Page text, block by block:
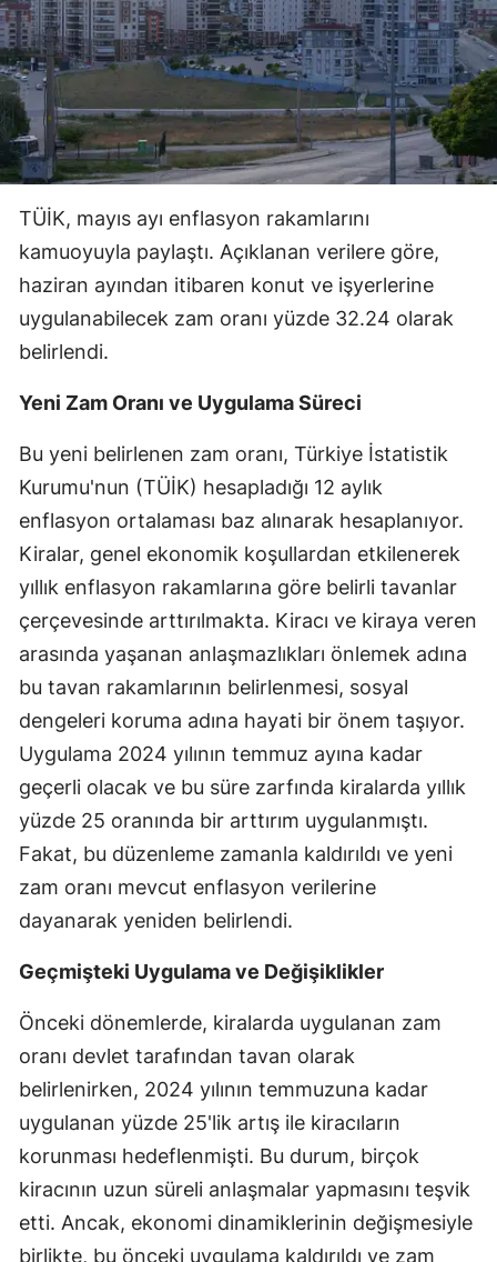
Bursa
Çanakkale
Çankırı
Çorum
Diyarbakır
Edirne
Eskişehir
Gaziantep
Giresun
Gümüşhane
Hakkari
Hatay
Isparta
Mersin
İzmir
Kastamonu
Kayseri
Kırklareli
Kırşehir
Kocaeli
Konya
Kütahya
TÜİK, mayıs ayı enflasyon rakamlarını
kamuoyuyla paylaştı. Açıklanan verilere göre,
haziran ayından itibaren konut ve işyerlerine
uygulanabilecek zam oranı yüzde 32.24 olarak
belirlendi.
Yeni Zam Oranı ve Uygulama Süreci
Bu yeni belirlenen zam oranı, Türkiye İstatistik
Kurumu'nun (TÜİK) hesapladığı 12 aylık
enflasyon ortalaması baz alınarak hesaplanıyor.
Kiralar, genel ekonomik koşullardan etkilenerek
yıllık enflasyon rakamlarına göre belirli tavanlar
çerçevesinde arttırılmakta. Kiracı ve kiraya veren
arasında yaşanan anlaşmazlıkları önlemek adına
bu tavan rakamlarının belirlenmesi, sosyal
dengeleri koruma adına hayati bir önem taşıyor.
Uygulama 2024 yılının temmuz ayına kadar
geçerli olacak ve bu süre zarfında kiralarda yıllık
yüzde 25 oranında bir arttırım uygulanmıştı.
Fakat, bu düzenleme zamanla kaldırıldı ve yeni
zam oranı mevcut enflasyon verilerine
dayanarak yeniden belirlendi.
Geçmişteki Uygulama ve Değişiklikler
Önceki dönemlerde, kiralarda uygulanan zam
oranı devlet tarafından tavan olarak
belirlenirken, 2024 yılının temmuzuna kadar
uygulanan yüzde 25'lik artış ile kiracıların
korunması hedeflenmişti. Bu durum, birçok
kiracının uzun süreli anlaşmalar yapmasını teşvik
etti. Ancak, ekonomi dinamiklerinin değişmesiyle
birlikte, bu önceki uygulama kaldırıldı ve zam